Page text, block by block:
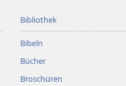
Bibliothek
Bibeln
Bücher
Broschüren